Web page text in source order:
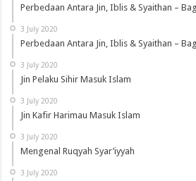
Perbedaan Antara Jin, Iblis & Syaithan –
3 July 2020
Perbedaan Antara Jin, Iblis & Syaithan –
3 July 2020
Jin Pelaku Sihir Masuk Islam
3 July 2020
Jin Kafir Harimau Masuk Islam
3 July 2020
Mengenal Ruqyah Syar’iyyah
3 July 2020